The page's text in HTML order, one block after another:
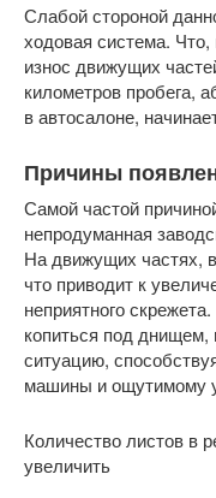
Слабой стороной
ходовая система.
износ движущих
километров пробега,
в автосалоне,
Причины
Самой частой
непродуманная
На движущих частях,
что приводит к
неприятного
копиться под днищем,
ситуацию,
машины и ощутимому
Количество листов в
увеличить